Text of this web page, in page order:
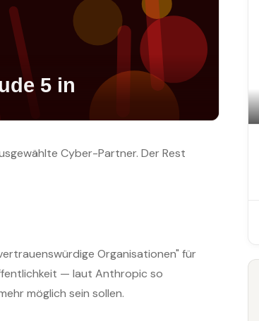
Cyber-Partner. Der Rest
Organisationen" für
— laut Anthropic so
möglich sein sollen.